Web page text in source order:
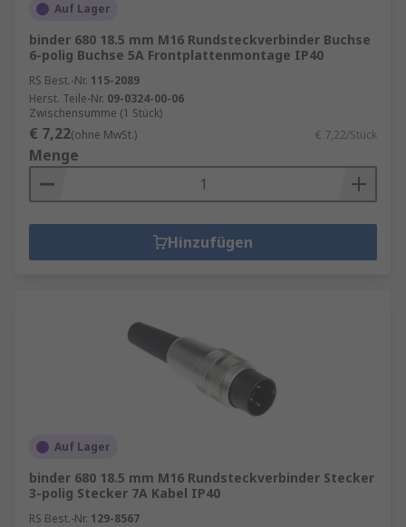
Auf Lager
binder 680 18.5 mm M16 Rundsteckverbinder Buchse
6-polig Buchse 5A Frontplattenmontage IP40
RS Best.-Nr. 115-2089
Herst. Teile-Nr. 09-0324-00-06
Zwischensumme (1 Stück)
€ 7,22(ohne MwSt.) € 7,22/Stück
Menge
Hinzufügen
Auf Lager
binder 680 18.5 mm M16 Rundsteckverbinder Stecker
3-polig Stecker 7A Kabel IP40
RS Best.-Nr. 129-8567